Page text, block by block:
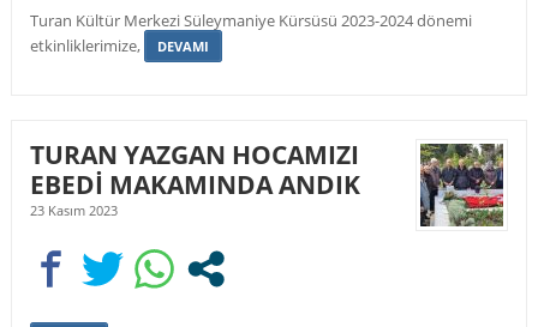
Turan Kültür Merkezi Süleymaniye Kürsüsü 2023-2024 dönemi
etkinliklerimize,
DEVAMI
TURAN YAZGAN HOCAMIZI
EBEDİ MAKAMINDA ANDIK
23 Kasım 2023